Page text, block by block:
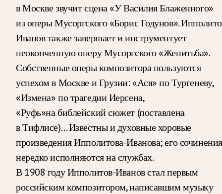
в Москве звучит сцена «У Василия Блаженного»
из оперы Мусоргского «Борис Годунов».
Иванов также завершает и инструментует
неоконченную оперу Мусоргского «Женитьба».
Собственные оперы композитора пользуются
успехом в Москве и Грузии: «Ася» по Тургеневу,
«Измена» по трагедии Иерсена,
«Руфь»на библейский сюжет (поставлена
в Тифлисе)… Известны и духовные хоровые
произведения Ипполитова-Иванова; его сочинения
нередко исполняются на службах.
В 1908 году Ипполитов-Иванов стал первым
российским композитором, написавшим музыку